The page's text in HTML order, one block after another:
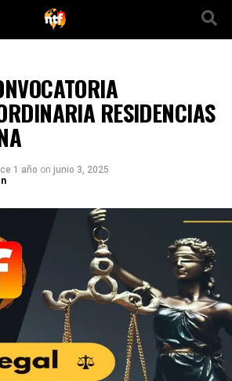
RESIDENCIAS
1 año on junio 3, 2025